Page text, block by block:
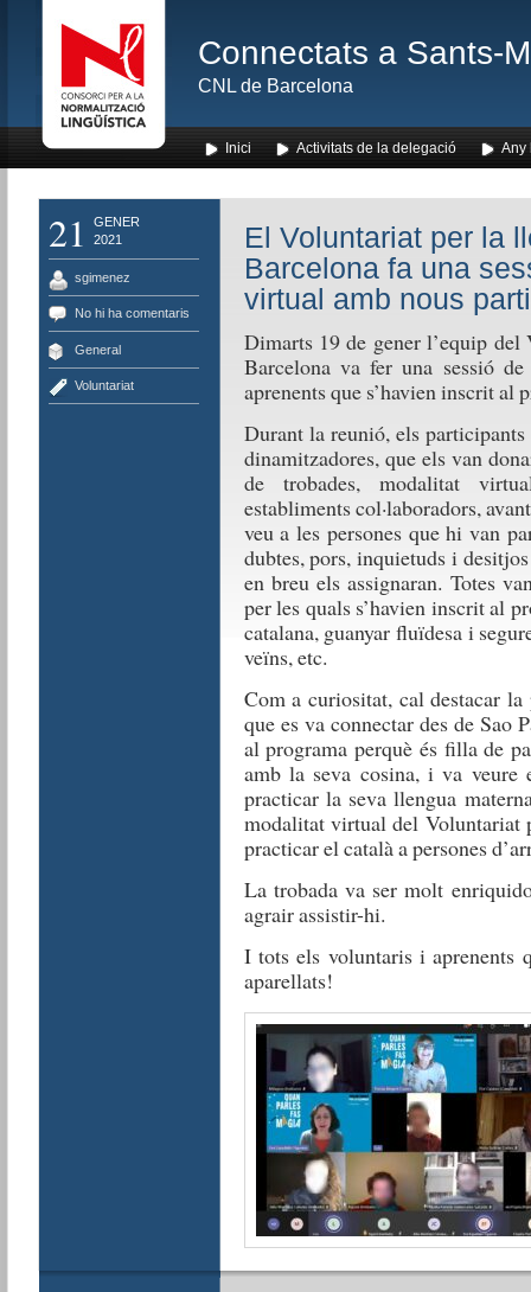
Connectats a Sants-
CNL de Barcelona
Inici Activitats de la delegació Any
21
GENER
2021
sgimenez
No hi ha comentaris
General
Voluntariat
El Voluntariat per la
Barcelona fa una
virtual amb nous
Dimarts 19 de gener l’equip
Barcelona va fer una sessió
aprenents que s’havien inscrit al
Durant la reunió, els
dinamitzadores, que els van
de trobades, modalitat
establiments col·laboradors,
veu a les persones que hi van
dubtes, pors, inquietuds i
en breu els assignaran. Totes
per les quals s’havien inscrit al
catalana, guanyar fluïdesa i
veïns, etc.
Com a curiositat, cal destacar
que es va connectar des de Sao
al programa perquè és filla de
amb la seva cosina, i va
practicar la seva llengua
modalitat virtual del Voluntariat
practicar el català a persones
La trobada va ser molt
agrair assistir-hi.
I tots els voluntaris i aprenents
aparellats!